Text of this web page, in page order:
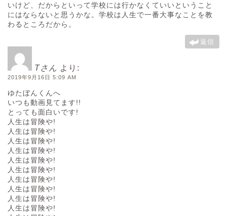
いけど、だからといって学校には行かなくていいということ
にはならないと思うかな。学校は人生で一番大事なことを教
わるところだから。
返信
Tさん より:
2019年9月16日 5:09 AM
ゆたぼんくんへ
いつも動画見てます!!
とっても面白いです!
人生は冒険や!
人生は冒険や!
人生は冒険や!
人生は冒険や!
人生は冒険や!
人生は冒険や!
人生は冒険や!
人生は冒険や!
人生は冒険や!
人生は冒険や!